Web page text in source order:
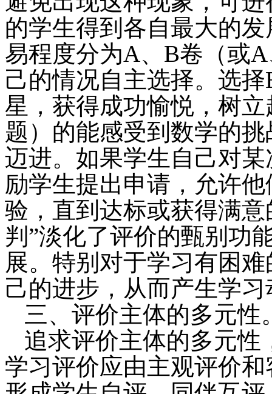
的学生得到各自最大的
易程度分为A、B卷（或
己的情况自主选择。选
星，获得成功愉悦，树
题）的能感受到数学的
迈进。如果学生自己对
励学生提出申请，允许
验，直到达标或获得满
判”淡化了评价的甄别功
展。特别对于学习有困
己的进步，从而产生学习
三、评价主体的多元性
追求评价主体的多元性
学习评价应由主观评价